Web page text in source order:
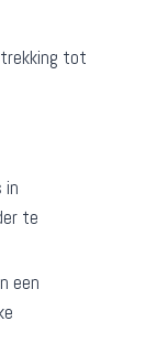
tot
in
te
een